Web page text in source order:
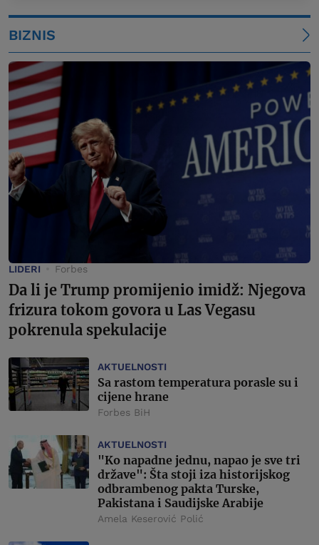
BIZNIS
LIDERI Forbes
Da li je Trump promijenio imidž: Njegova
frizura tokom govora u Las Vegasu
pokrenula spekulacije
AKTUELNOSTI
Sa rastom temperatura porasle su i
cijene hrane
Forbes BiH
AKTUELNOSTI
"Ko napadne jednu, napao je sve tri
države": Šta stoji iza historijskog
odbrambenog pakta Turske,
Pakistana i Saudijske Arabije
Amela Keserović Polić